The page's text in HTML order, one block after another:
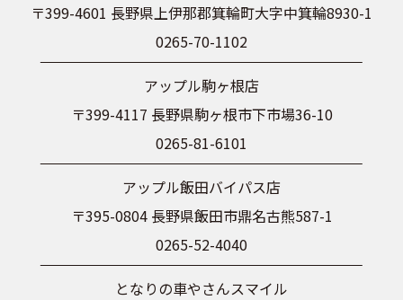
〒399-4601 長野県上伊那郡箕輪町大字中箕輪8930-1
0265-70-1102
アップル駒ヶ根店
〒399-4117 長野県駒ヶ根市下市場36-10
0265-81-6101
アップル飯田バイパス店
〒395-0804 長野県飯田市鼎名古熊587-1
0265-52-4040
となりの車やさんスマイル